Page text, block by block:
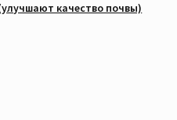
качество почвы)